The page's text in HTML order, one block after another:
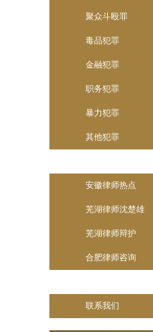
聚众斗殴罪
毒品犯罪
金融犯罪
职务犯罪
暴力犯罪
其他犯罪
安徽律师热点
芜湖律师沈楚雄
芜湖律师辩护
合肥律师咨询
联系我们